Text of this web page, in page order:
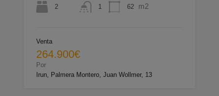
2 1 62 m2
Venta
264.900€
Por
Irun, Palmera Montero, Juan Wollmer, 13